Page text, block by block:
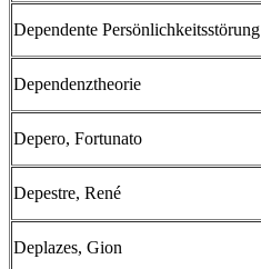
Dependente Persönlichkeitsstörung
Dependenztheorie
Depero, Fortunato
Depestre, René
Deplazes, Gion